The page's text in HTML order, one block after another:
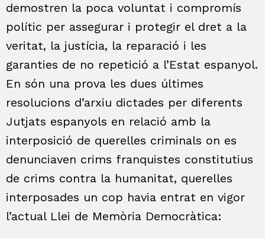
demostren la poca voluntat i compromís
polític per assegurar i protegir el dret a la
veritat, la justícia, la reparació i les
garanties de no repetició a l’Estat espanyol.
En són una prova les dues últimes
resolucions d’arxiu dictades per diferents
Jutjats espanyols en relació amb la
interposició de querelles criminals on es
denunciaven crims franquistes constitutius
de crims contra la humanitat, querelles
interposades un cop havia entrat en vigor
l’actual Llei de Memòria Democràtica: